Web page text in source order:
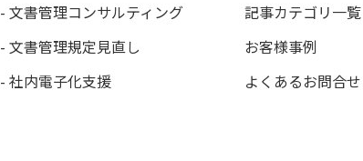
- 文書管理コンサルティング
- 文書管理規定見直し
- 社内電子化支援
記事カテゴリ一覧
お客様事例
よくあるお問合せ